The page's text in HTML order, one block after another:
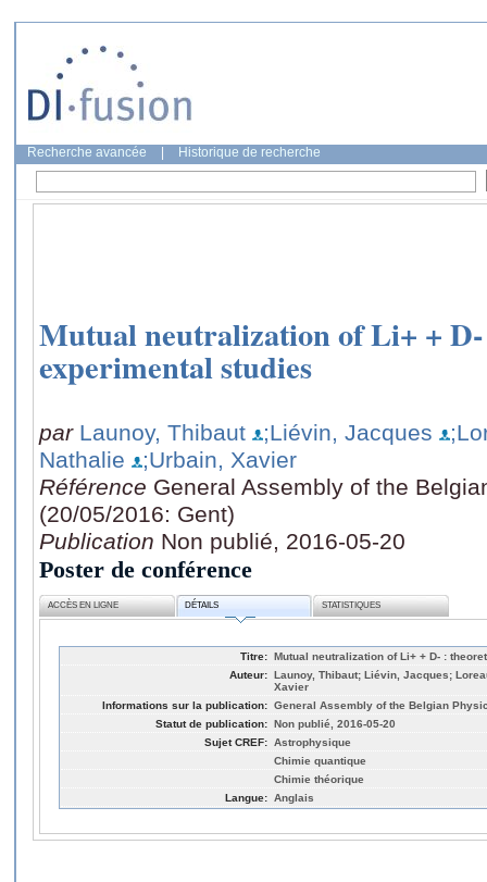
Recherche avancée Historique de recherche
Mutual neutralization of Li+ +
experimental studies
par Launoy, Thibaut ;Liévin, Jacques
Nathalie
;Urbain, Xavier
Référence General Assembly of the
(20/05/2016: Gent)
Publication Non publié, 2016-05-20
Poster de conférence
ACCÈS EN LIGNE DÉTAILS STATISTIQUES
Titre: Mutual neutralization of Li+ + D- :
Auteur: Launoy, Thibaut; Liévin, Jacques;
Xavier
Informations sur la publication: General Assembly of the Belgian
Statut de publication: Non publié, 2016-05-20
Sujet CREF: Astrophysique
Chimie quantique
Chimie théorique
Langue: Anglais